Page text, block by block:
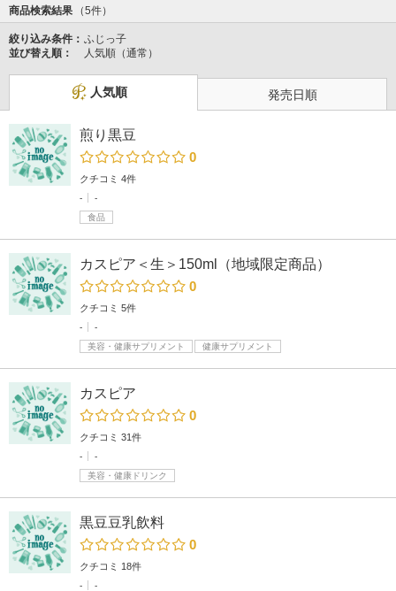
商品検索結果 （5件）
絞り込み条件： ふじっ子
並び替え順：
人気順（通常）
人気順 発売日順
煎り黒豆
0
クチコミ 4件
-
-
食品
カスピア＜生＞150ml（地域限定商品）
0
クチコミ 5件
-
-
美容・健康サプリメント
健康サプリメント
カスピア
0
クチコミ 31件
-
-
美容・健康ドリンク
黒豆豆乳飲料
0
クチコミ 18件
-
-